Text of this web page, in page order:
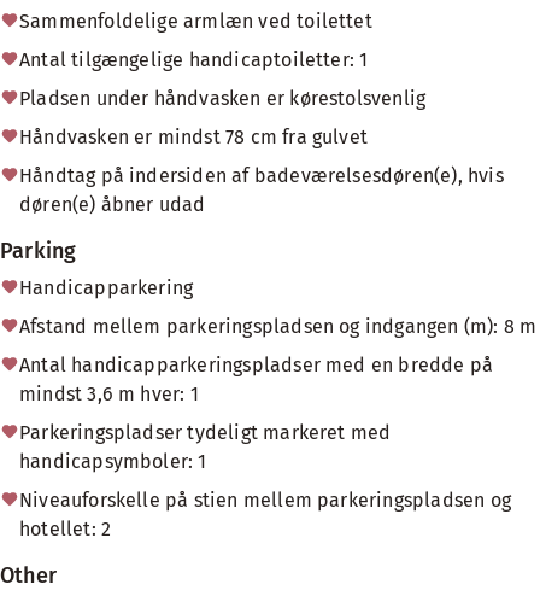
Sammenfoldelige armlæn ved toilettet
Antal tilgængelige handicaptoiletter: 1
Pladsen under håndvasken er kørestolsvenlig
Håndvasken er mindst 78 cm fra gulvet
Håndtag på indersiden af badeværelsesdøren(e), hvis
døren(e) åbner udad
Parking
Handicapparkering
Afstand mellem parkeringspladsen og indgangen (m): 8 m
Antal handicapparkeringspladser med en bredde på
mindst 3,6 m hver: 1
Parkeringspladser tydeligt markeret med
handicapsymboler: 1
Niveauforskelle på stien mellem parkeringspladsen og
hotellet: 2
Other